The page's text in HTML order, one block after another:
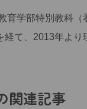
育学部特別教科
経て、2013年より
関連記事